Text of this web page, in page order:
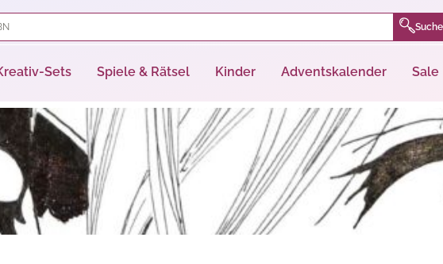
Sets Spiele & Rätsel Kinder Adventskalender Sale